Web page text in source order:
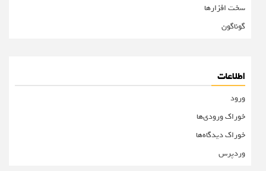
سخت افزارها
گوناگون
اطلاعات
ورود
خوراک ورودی‌ها
خوراک دیدگاه‌ها
وردپرس